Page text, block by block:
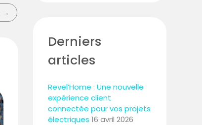
→
Derniers
articles
Revel’Home : Une nouvelle
expérience client
connectée pour vos projets
électriques 16 avril 2026